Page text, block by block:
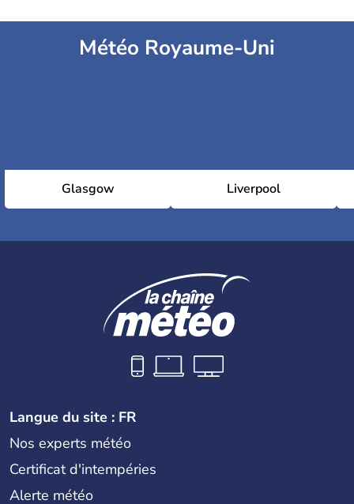
Météo Royaume-Uni
Glasgow Liverpool
Langue du site : FR
Nos experts météo
Certificat d'intempéries
Alerte météo